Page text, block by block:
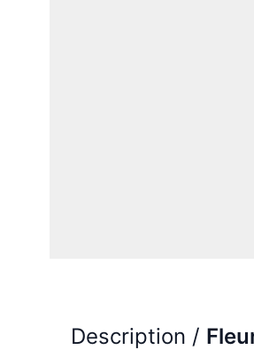
Description /